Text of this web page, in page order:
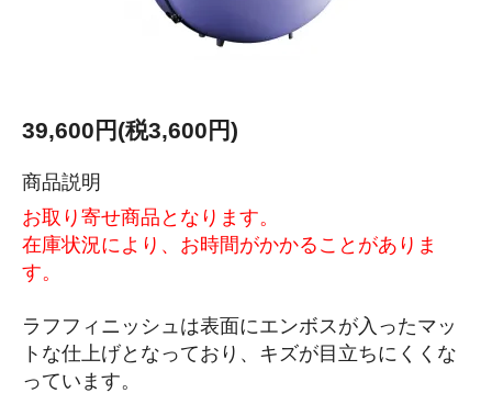
39,600円(税3,600円)
商品説明
お取り寄せ商品となります。
在庫状況により、お時間がかかることがありま
す。
ラフフィニッシュは表面にエンボスが入ったマッ
トな仕上げとなっており、キズが目立ちにくくな
っています。